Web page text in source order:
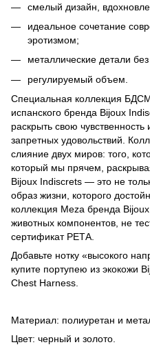
смелый дизайн,
идеальное сочетание
эротизмом;
металлические детали
регулируемый объем.
Специальная коллекция
испанского бренда Bijoux
раскрыть свою
запретных удовольствий.
слияние двух миров: того,
который мы прячем,
Bijoux Indiscrets — это не
образ жизни, которого
коллекция Meza бренда
животных компонентов, не
сертификат РЕТА.
Добавьте нотку «высокого
купите портупею из экокожи
Chest Harness.
Материал: полиуретан и
Цвет: черный и золото.